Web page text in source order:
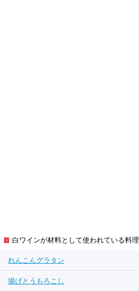
白ワインが材料として使われている料理
れんこんグラタン
揚げとうもろこし